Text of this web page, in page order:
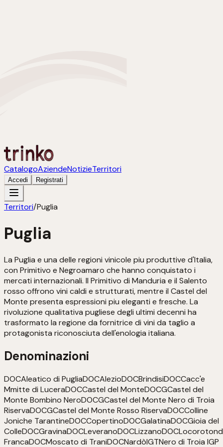
CatalogoAziendeNotizieTerritori
Accedi Registrati
Territori/Puglia
Puglia
La Puglia e una delle regioni vinicole piu produttive d'Italia,
con Primitivo e Negroamaro che hanno conquistato i
mercati internazionali. Il Primitivo di Manduria e il Salento
rosso offrono vini caldi e strutturati, mentre il Castel del
Monte presenta espressioni piu eleganti e fresche. La
rivoluzione qualitativa pugliese degli ultimi decenni ha
trasformato la regione da fornitrice di vini da taglio a
protagonista riconosciuta dell'enologia italiana.
Denominazioni
DOCAleatico di PugliaDOCAlezioDOCBrindisiDOCCacc'e
Mmitte di LuceraDOCCastel del MonteDOCGCastel del
Monte Bombino NeroDOCGCastel del Monte Nero di Troia
RiservaDOCGCastel del Monte Rosso RiservaDOCColline
Joniche TarantineDOCCopertinoDOCGalatinaDOCGioia del
ColleDOCGravinaDOCLeveranoDOCLizzanoDOC
FrancaDOCMoscato di TraniDOCNardòIGTNero di Troia IGP